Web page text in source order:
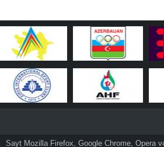
Sayt Mozilla Firefox, Google Chrome, Opera